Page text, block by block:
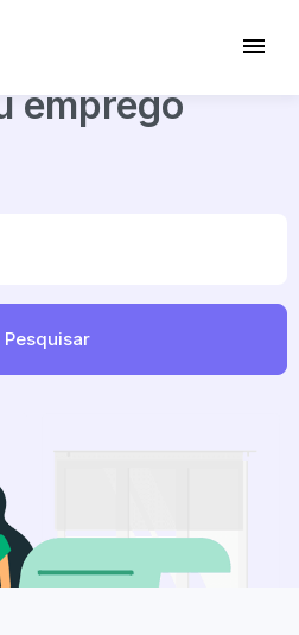
emprego
Pesquisar